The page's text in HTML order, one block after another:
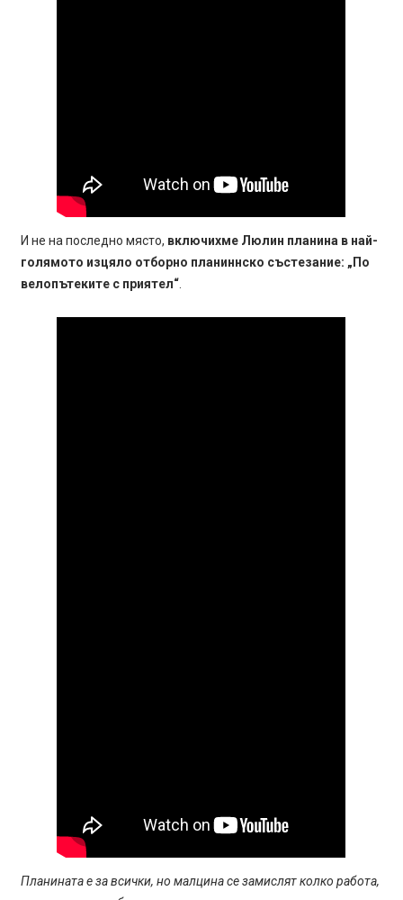
И не на последно място, включихме Люлин планина в най-
голямото изцяло отборно планиннско състезание: „По
велопътеките с приятел“
Планината е за всички, но малцина се замислят колко работа,